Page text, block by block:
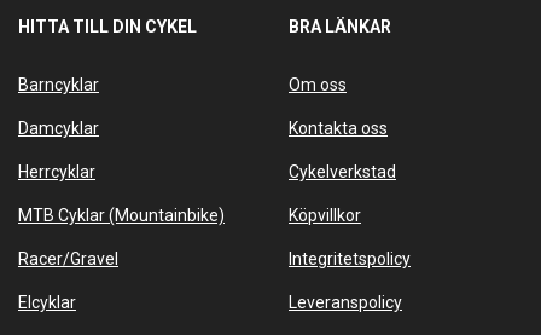
HITTA TILL DIN CYKEL
Barncyklar
Damcyklar
Herrcyklar
MTB Cyklar (Mountainbike)
Racer/Gravel
Elcyklar
BRA LÄNKAR
Om oss
Kontakta oss
Cykelverkstad
Köpvillkor
Integritetspolicy
Leveranspolicy